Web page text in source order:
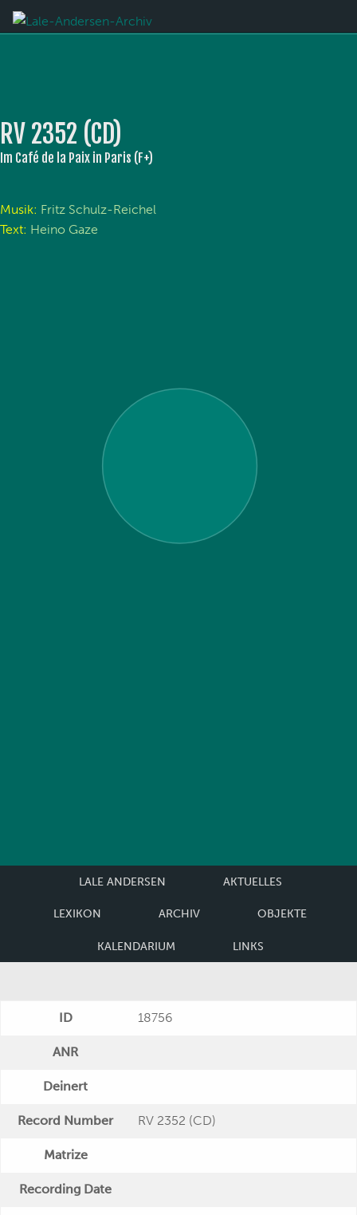
RV 2352 (CD)
Im Café de la Paix in Paris (F+)
Musik: Fritz Schulz-Reichel
Text: Heino Gaze
LALE ANDERSEN AKTUELLES
LEXIKON ARCHIV OBJEKTE
KALENDARIUM LINKS
ID 18756
ANR
Deinert
Record Number RV 2352 (CD)
Matrize
Recording Date